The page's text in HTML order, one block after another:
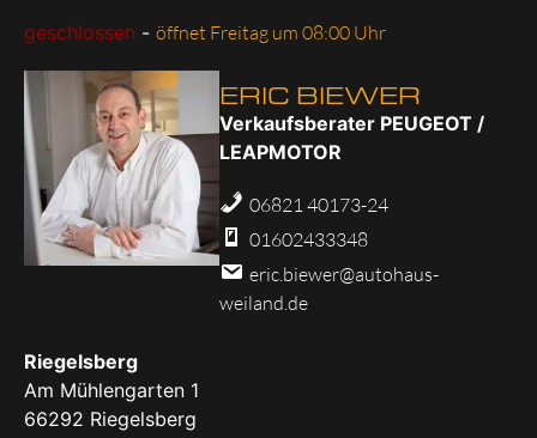
geschlossen - öffnet Freitag um 08:00 Uhr
ERIC BIEWER
Verkaufsberater PEUGEOT /
LEAPMOTOR
06821 40173-24
01602433348
eric.biewer@autohaus-
weiland.de
Riegelsberg
Am Mühlengarten 1
66292 Riegelsberg